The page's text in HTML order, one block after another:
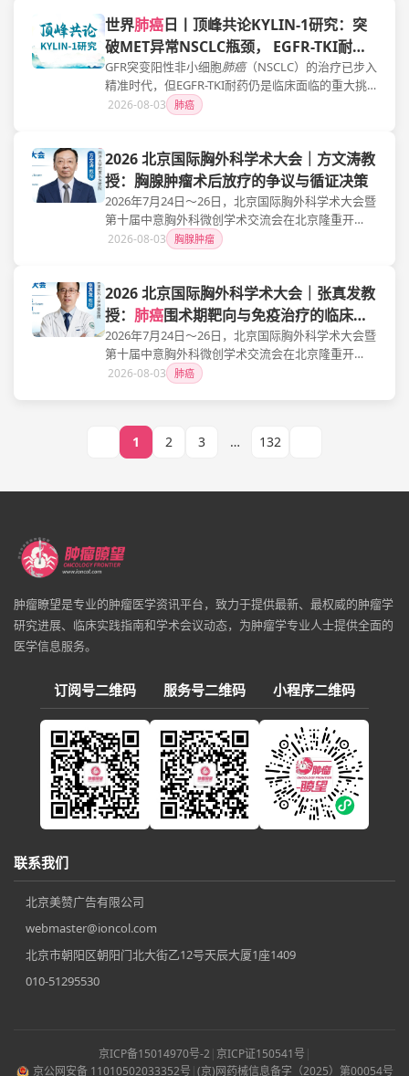
疗、肺移植、围术期管理等前沿热点展开深入交
流，共同探讨胸外科高质量发展新路径。
世界肺癌日丨顶峰共论KYLIN-1研究：突
破MET异常NSCLC瓶颈， EGFR-TKI耐药
再启新章
GFR突变阳性非小细胞肺癌（NSCLC）的治疗已步入
精准时代，但EGFR-TKI耐药仍是临床面临的重大挑
战。MET扩增与过表达作为EGFR-TKI旁路激活的核
（CSCO）非小细胞肺癌诊疗指南（2026）》
（CSCO NSCLC指南）将MET扩增检测上调为Ⅰ级推
荐、MET靶向精准联合治疗方案不断涌现的背景
下，《肿瘤瞭望》特邀同济大学附属东方医院周彩
存教授、广州医科大学附属第一医院周承志教授、
湖南省肿瘤医院邬麟教授、河北大学附属医院商琰
TKI耐药后MET异常NSCLC的诊疗变革与未来方向。
2026-08-03 肺癌
2026 北京国际胸外科学术大会｜方文涛教
授：胸腺肿瘤术后放疗的争议与循证决策
2026年7月24日～26日，北京国际胸外科学术大会暨
第十届中意胸外科微创学术交流会在北京隆重开
幕。大会汇聚来自中国、意大利、美国、法国、奥
疗、肺移植、围术期管理等前沿热点展开深入交
流，共同探讨胸外科高质量发展新路径。
2026-08-03 胸腺肿瘤
2026 北京国际胸外科学术大会｜张真发教
授： 肺癌围术期靶向与免疫治疗的临床实
践与外科考量
2026年7月24日～26日，北京国际胸外科学术大会暨
第十届中意胸外科微创学术交流会在北京隆重开
幕。大会汇聚来自中国、意大利、美国、法国、奥
疗、肺移植、围术期管理等前沿热点展开深入交
流，共同探讨胸外科高质量发展新路径。
2026-08-03 肺癌
1 2 3 … 132
肿瘤瞭望是专业的肿瘤医学资讯平台，致力于提供最新、最权威的肿瘤学
研究进展、临床实践指南和学术会议动态，为肿瘤学专业人士提供全面的
医学信息服务。
订阅号二维码 服务号二维码 小程序二维码
联系我们
北京美赞广告有限公司
webmaster@ioncol.com
北京市朝阳区朝阳门北大街乙12号天辰大厦1座1409
010-51295530
京ICP备15014970号-2 | 京ICP证150541号 |
京公网安备 11010502033352号 |(京)网药械信息备字（2025）第00054号